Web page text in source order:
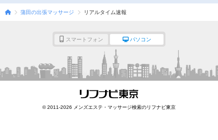
駅から徒歩5分以内
こだわり条件を変更
閉じる
蒲田の出張マッサージ リアルタイム速報
スマートフォン パソコン
© 2011-2026 メンズエステ・マッサージ検索のリフナビ東京